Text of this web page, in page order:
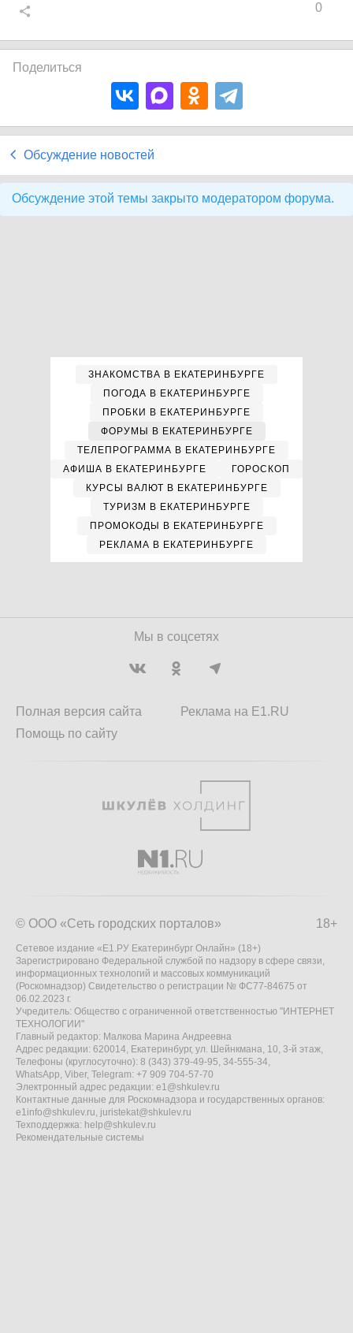
0
Поделиться
Обсуждение новостей
Обсуждение этой темы закрыто модератором форума.
ЗНАКОМСТВА В ЕКАТЕРИНБУРГЕ
ПОГОДА В ЕКАТЕРИНБУРГЕ
ПРОБКИ В ЕКАТЕРИНБУРГЕ
ФОРУМЫ В ЕКАТЕРИНБУРГЕ
ТЕЛЕПРОГРАММА В ЕКАТЕРИНБУРГЕ
АФИША В ЕКАТЕРИНБУРГЕ
ГОРОСКОП
КУРСЫ ВАЛЮТ В ЕКАТЕРИНБУРГЕ
ТУРИЗМ В ЕКАТЕРИНБУРГЕ
ПРОМОКОДЫ В ЕКАТЕРИНБУРГЕ
РЕКЛАМА В ЕКАТЕРИНБУРГЕ
Мы в соцсетях
Полная версия сайта
Помощь по сайту
Реклама на E1.RU
18+
© ООО «Сеть городских порталов»
Сетевое издание «Е1.РУ Екатеринбург Онлайн» (18+)
Зарегистрировано Федеральной службой по надзору в сфере связи,
информационных технологий и массовых коммуникаций
(Роскомнадзор) Свидетельство о регистрации № ФС77-84675 от
06.02.2023 г.
Учредитель: Общество с ограниченной ответственностью "ИНТЕРНЕТ
ТЕХНОЛОГИИ"
Главный редактор: Малкова Марина Андреевна
Адрес редакции: 620014, Екатеринбург, ул. Шейнкмана, 10, 3-й этаж,
Телефоны (круглосуточно): 8 (343) 379-49-95, 34-555-34,
WhatsApp, Viber, Telegram: +7 909 704-57-70
Электронный адрес редакции: e1@shkulev.ru
Контактные данные для Роскомнадзора и государственных органов:
e1info@shkulev.ru, juristekat@shkulev.ru
Техподдержка: help@shkulev.ru
Рекомендательные системы